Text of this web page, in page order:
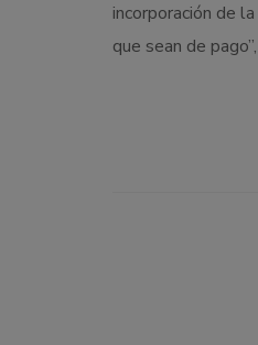
incorporación de
que sean de